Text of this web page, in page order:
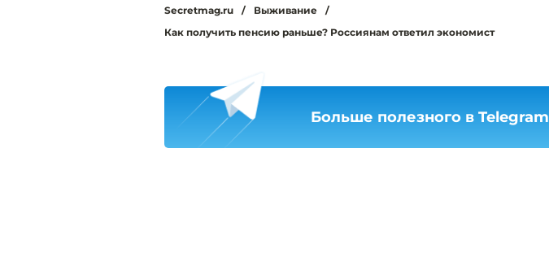
Secretmag.ru / Выживание
/
Как получить пенсию раньше? Россиянам ответил экономист
Больше полезного в Telegram